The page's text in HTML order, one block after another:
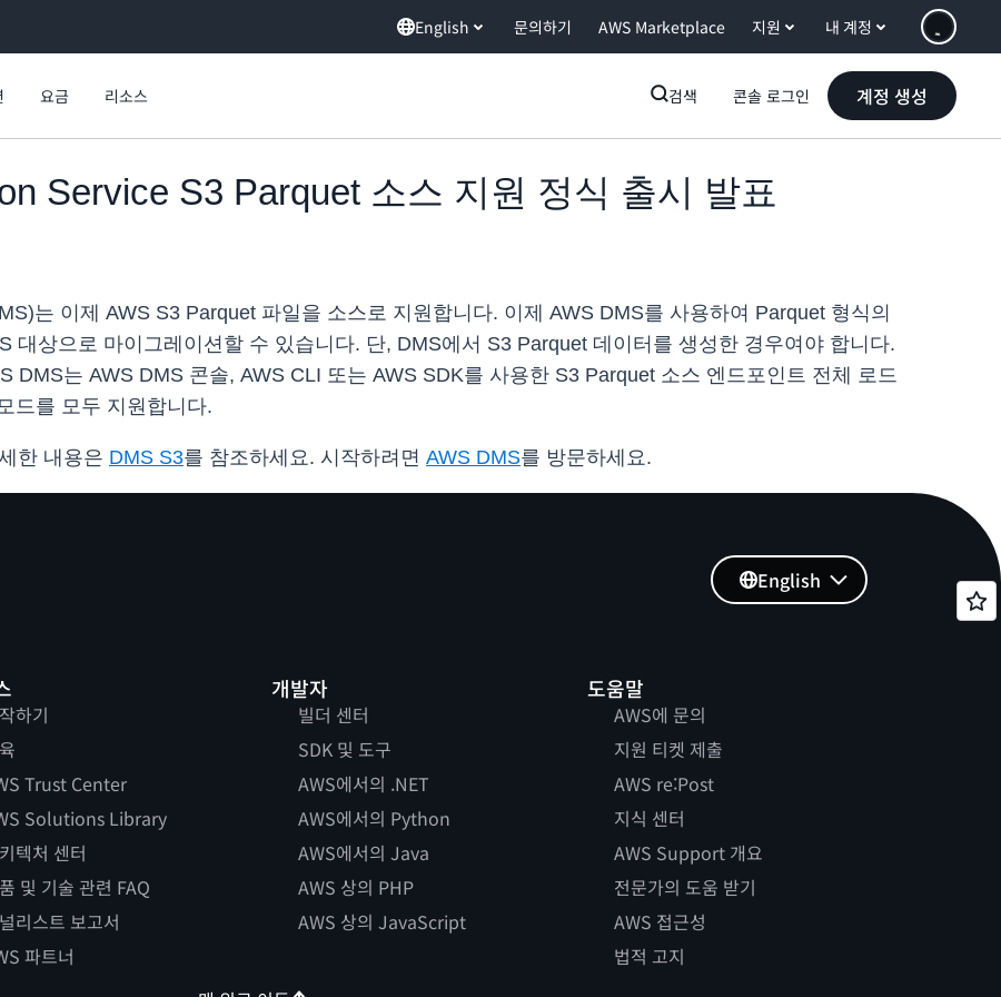
English 문의하기 AWS Marketplace 지원 내 계정
요금 리소스 검색 콘솔 로그인 계정 생성
Service S3 Parquet 소스 지원 정식 출시 발표
는 이제 AWS S3 Parquet 파일을 소스로 지원합니다. 이제 AWS DMS를 사용하여 Parquet 형식의
대상으로 마이그레이션할 수 있습니다. 단, DMS에서 S3 Parquet 데이터를 생성한 경우여야 합니다.
DMS는 AWS DMS 콘솔, AWS CLI 또는 AWS SDK를 사용한 S3 Parquet 소스 엔드포인트 전체 로드
드를 모두 지원합니다.
한 내용은 DMS S3를 참조하세요. 시작하려면 AWS DMS를 방문하세요.
하기
Trust Center
Solutions Library
텍처 센터
및 기술 관련 FAQ
리스트 보고서
파트너
개발자
빌더 센터
SDK 및 도구
AWS에서의 .NET
AWS에서의 Python
AWS에서의 Java
AWS 상의 PHP
AWS 상의 JavaScript
도움말
AWS에 문의
지원 티켓 제출
AWS re:Post
지식 센터
AWS Support 개요
전문가의 도움 받기
AWS 접근성
법적 고지
English